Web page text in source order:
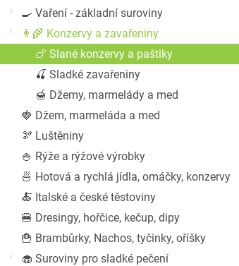
a
n
🍳 Vaření - základní suroviny
👨‍🌾 Konzervy a zavařeniny
🍗 Slané konzervy a paštiky
🍒 Sladké zavařeniny
🍯 Džemy, marmelády a med
🍓 Džem, marmeláda a med
🫘 Luštěniny
🍚 Rýže a rýžové výrobky
🍜 Hotová a rychlá jídla, omáčky, konzervy
🍝 Italské a české těstoviny
🍔 Dresingy, hořčice, kečup, dipy
🍟 Brambůrky, Nachos, tyčinky, oříšky
🧁 Suroviny pro sladké pečení